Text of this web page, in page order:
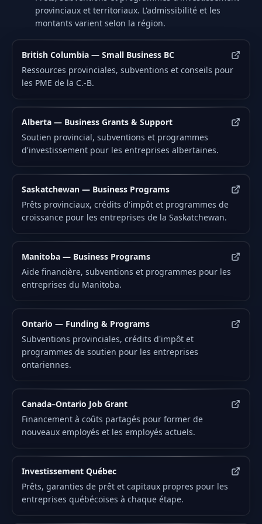
provinciaux et territoriaux. L'admissibilité et les
montants varient selon la région.
British Columbia — Small Business BC
Ressources provinciales, subventions et conseils pour
les PME de la C.-B.
Alberta — Business Grants & Support
Soutien provincial, subventions et programmes
d'investissement pour les entreprises albertaines.
Saskatchewan — Business Programs
Prêts provinciaux, crédits d'impôt et programmes de
croissance pour les entreprises de la Saskatchewan.
Manitoba — Business Programs
Aide financière, subventions et programmes pour les
entreprises du Manitoba.
Ontario — Funding & Programs
Subventions provinciales, crédits d'impôt et
programmes de soutien pour les entreprises
ontariennes.
Canada–Ontario Job Grant
Financement à coûts partagés pour former de
nouveaux employés et les employés actuels.
Investissement Québec
Prêts, garanties de prêt et capitaux propres pour les
entreprises québécoises à chaque étape.